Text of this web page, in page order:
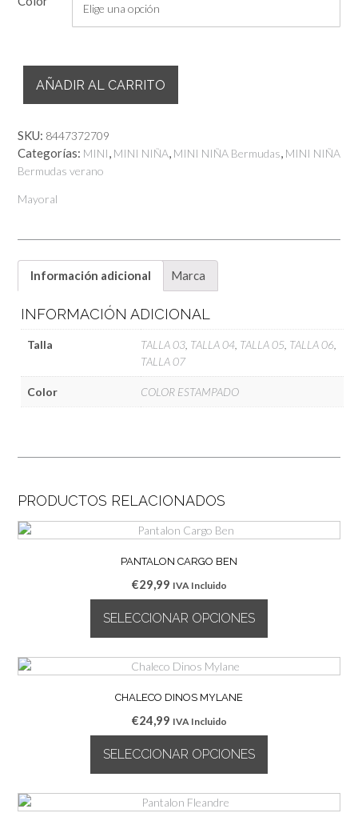
€28,99.€23,20.
Estampado
Mayoral
AÑADIR AL CARRITO
SKU: 8447372709
Categorías: MINI, MINI NIÑA, MINI NIÑA Bermudas, MINI NIÑA
Bermudas verano
Mayoral
Información adicional Marca
INFORMACIÓN ADICIONAL
Talla TALLA 03 TALLA 04 TALLA 05 TALLA 06
TALLA 07
Color COLOR ESTAMPADO
PRODUCTOS RELACIONADOS
PANTALON CARGO BEN
€29,99 IVA Incluido
SELECCIONAR OPCIONES
producto
tiene
múltiples
Las
opciones
se
elegir
en
CHALECO DINOS MYLANE
€24,99 IVA Incluido
SELECCIONAR OPCIONES
producto